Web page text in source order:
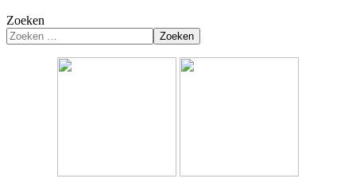
Zoeken
Zoeken